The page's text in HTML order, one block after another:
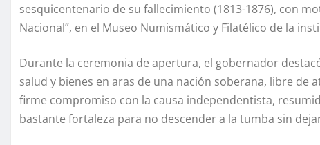
sesquicentenario de su fallecimiento (1813-1876), con
Nacional”, en el Museo Numismático y Filatélico de la
Durante la ceremonia de apertura, el gobernador
salud y bienes en aras de una nación soberana, libre de
firme compromiso con la causa independentista,
bastante fortaleza para no descender a la tumba sin